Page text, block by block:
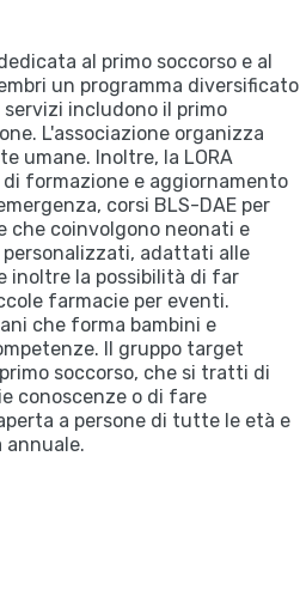
al primo soccorso e al
un programma diversificato
includono il primo
L'associazione organizza
umane. Inoltre, la LORA
formazione e aggiornamento
corsi BLS-DAE per
che coinvolgono neonati e
personalizzati, adattati alle
inoltre la possibilità di far
farmacie per eventi.
che forma bambini e
Il gruppo target
soccorso, che si tratti di
conoscenze o di fare
a persone di tutte le età e
annuale.